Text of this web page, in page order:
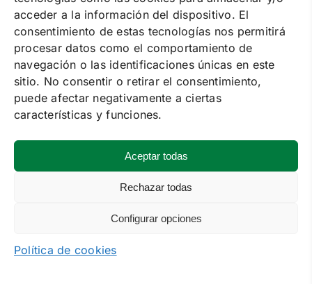
acceder a la información del dispositivo. El
consentimiento de estas tecnologías nos permitirá
procesar datos como el comportamiento de
navegación o las identificaciones únicas en este
sitio. No consentir o retirar el consentimiento,
puede afectar negativamente a ciertas
características y funciones.
Aceptar todas
Rechazar todas
Configurar opciones
Política de cookies
Regla Vibrante Eléctrica
+1 día